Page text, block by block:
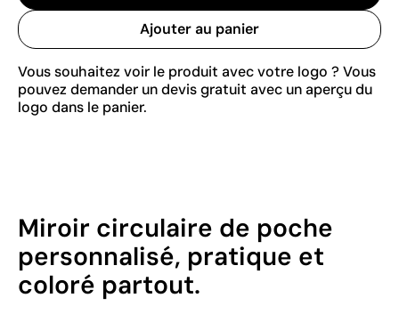
Ajouter au panier
Vous souhaitez voir le produit avec votre logo ? Vous
pouvez demander un devis gratuit avec un aperçu du
logo dans le panier.
Miroir circulaire de poche
personnalisé, pratique et
coloré partout.